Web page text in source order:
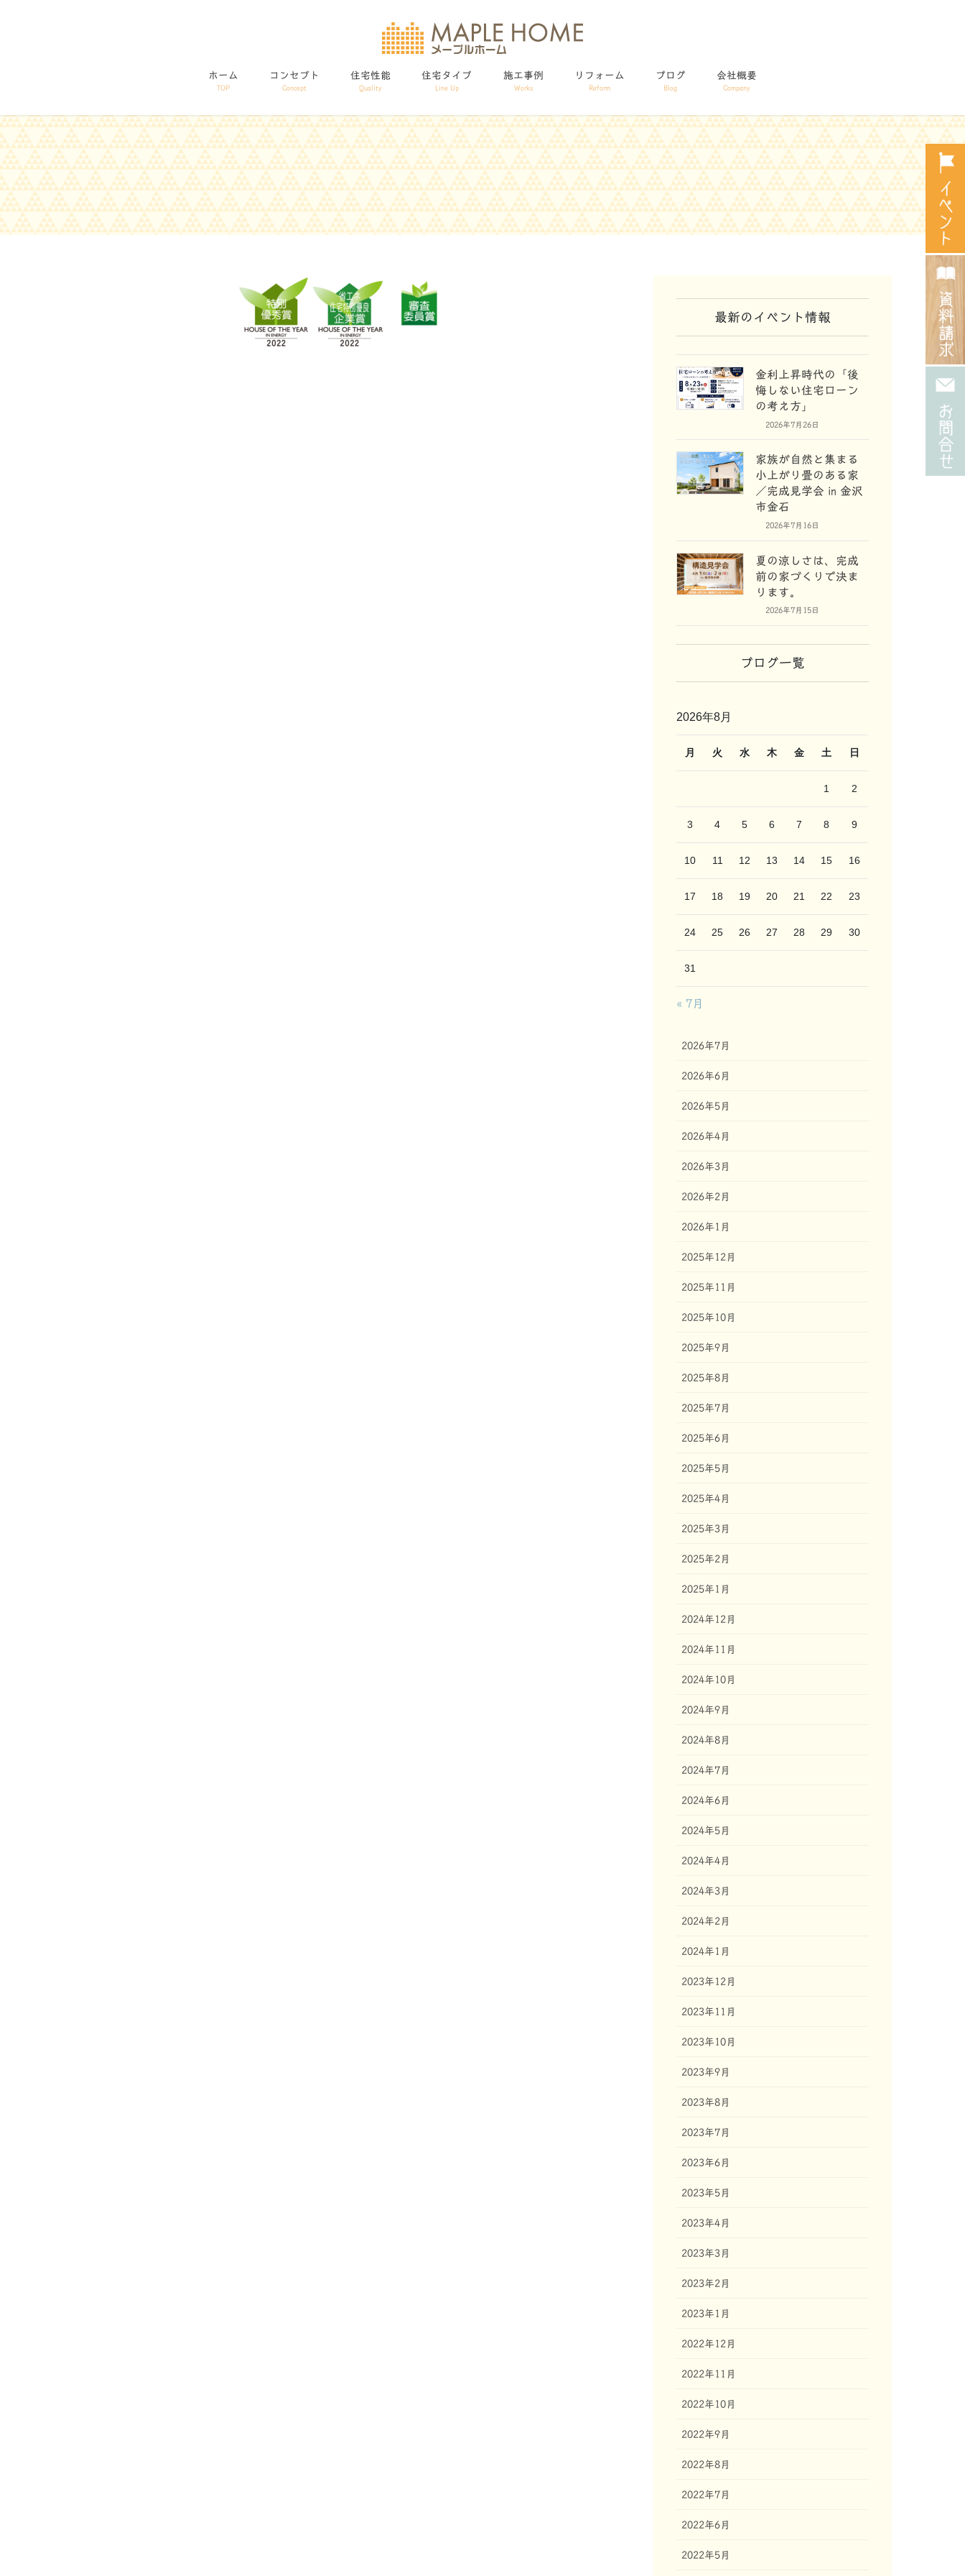
動
に
移
動
ホーム
TOP
コンセプト
Concept
住宅性能
Quality
住宅タイプ
Line Up
施工事例
Works
リフォーム
Reform
ブログ
Blog
会社概要
Company
最新のイベント情報
金利上昇時代の「後
悔しない住宅ローン
の考え方」
2026年7月26日
家族が自然と集まる
小上がり畳のある家
／完成見学会 in 金沢
市金石
2026年7月16日
夏の涼しさは、完成
前の家づくりで決ま
ります。
2026年7月15日
ブログ一覧
2026年8月
月 火 水 木 金 土 日
1 2
3 4 5 6 7 8 9
10 11 12 13 14 15 16
17 18 19 20 21 22 23
24 25 26 27 28 29 30
31
« 7月
2026年7月
2026年6月
2026年5月
2026年4月
2026年3月
2026年2月
2026年1月
2025年12月
2025年11月
2025年10月
2025年9月
2025年8月
2025年7月
2025年6月
2025年5月
2025年4月
2025年3月
2025年2月
2025年1月
2024年12月
2024年11月
2024年10月
2024年9月
2024年8月
2024年7月
2024年6月
2024年5月
2024年4月
2024年3月
2024年2月
2024年1月
2023年12月
2023年11月
2023年10月
2023年9月
2023年8月
2023年7月
2023年6月
2023年5月
2023年4月
2023年3月
2023年2月
2023年1月
2022年12月
2022年11月
2022年10月
2022年9月
2022年8月
2022年7月
2022年6月
2022年5月